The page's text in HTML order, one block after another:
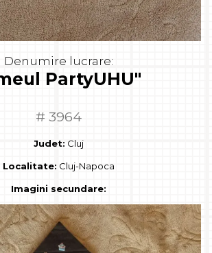
Denumire lucrare:
PartyUHU"
# 3964
Judet: Cluj
Localitate: Cluj-Napoca
Imagini secundare: